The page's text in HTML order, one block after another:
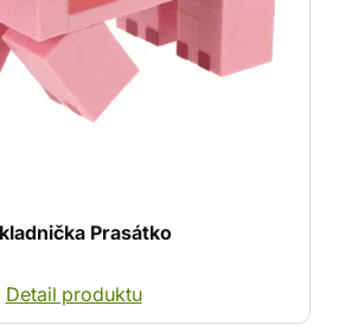
Prasátko
Detail produktu